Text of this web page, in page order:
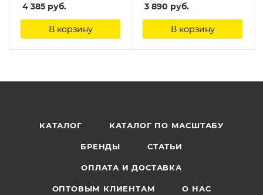
4 385 руб.
В корзину
3 890 руб.
В корзину
КАТАЛОГ КАТАЛОГ ПО МАСШТАБУ
БРЕНДЫ СТАТЬИ
ОПЛАТА И ДОСТАВКА
ОПТОВЫМ КЛИЕНТАМ О НАС